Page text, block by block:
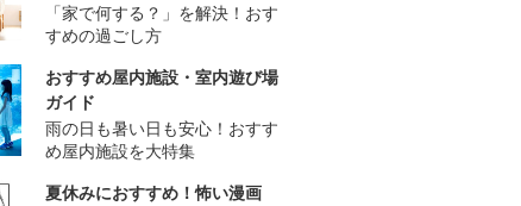
「家で何する？」を解決！おす
すめの過ごし方
おすすめ屋内施設・室内遊び場
ガイド
雨の日も暑い日も安心！おすす
め屋内施設を大特集
夏休みにおすすめ！怖い漫画